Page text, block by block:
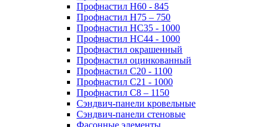
Профнастил Н60 - 845
Профнастил Н75 – 750
Профнастил НС35 - 1000
Профнастил НС44 - 1000
Профнастил окрашенный
Профнастил оцинкованный
Профнастил С20 - 1100
Профнастил С21 - 1000
Профнастил С8 – 1150
Сэндвич-панели кровельные
Сэндвич-панели стеновые
Фасонные элементы